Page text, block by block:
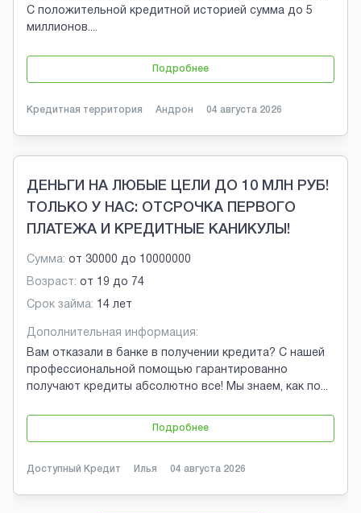
С положительной кредитной историей сумма до 5
миллионов....
Подробнее
Кредитная территория Андрон 04 августа 2026
ДЕНЬГИ НА ЛЮБЫЕ ЦЕЛИ ДО 10 МЛН РУБ!
ТОЛЬКО У НАС: ОТСРОЧКА ПЕРВОГО
ПЛАТЕЖА И КРЕДИТНЫЕ КАНИКУЛЫ!
Сумма: от 30000 до 10000000
Возраст: от 19 до 74
Срок займа: 14 лет
Дополнительная информация:
Вам отказали в банке в получении кредита? С нашей
профессиональной помощью гарантированно
получают кредиты абсолютно все! Мы знаем, как по...
Подробнее
Доступный Кредит Илья 04 августа 2026